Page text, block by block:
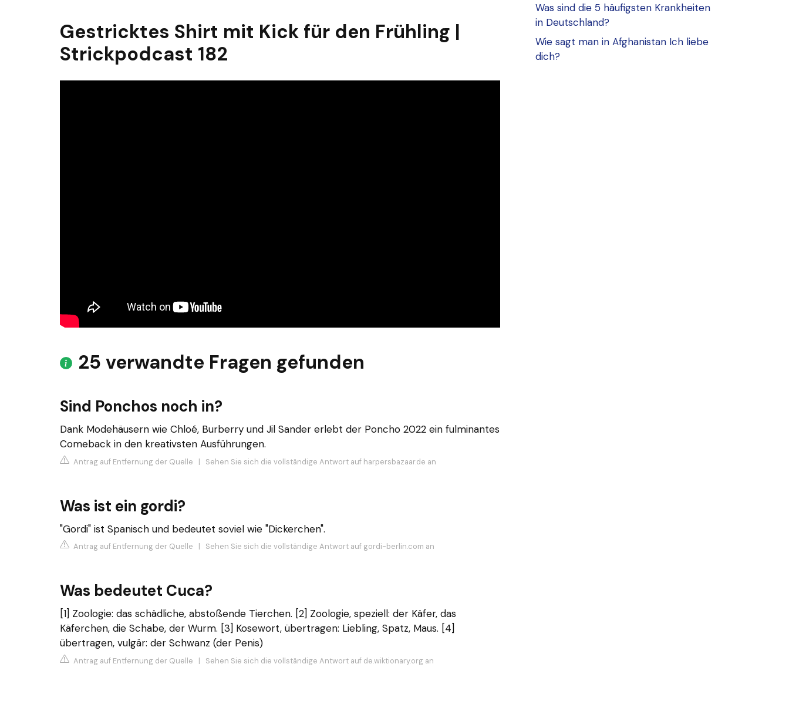
Gestricktes Shirt mit Kick für den Frühling |
Strickpodcast 182
25 verwandte Fragen gefunden
Sind Ponchos noch in?
Dank Modehäusern wie Chloé, Burberry und Jil Sander erlebt der Poncho 2022 ein fulminantes
Comeback in den kreativsten Ausführungen.
Antrag auf Entfernung der Quelle | Sehen Sie sich die vollständige Antwort auf harpersbazaar.de an
Was ist ein gordi?
"Gordi" ist Spanisch und bedeutet soviel wie "Dickerchen".
Antrag auf Entfernung der Quelle Sehen Sie sich die vollständige Antwort auf gordi-berlin.com an
Was bedeutet Cuca?
[1] Zoologie: das schädliche, abstoßende Tierchen. [2] Zoologie, speziell: der Käfer, das
Käferchen, die Schabe, der Wurm. [3] Kosewort, übertragen: Liebling, Spatz, Maus. [4]
übertragen, vulgär: der Schwanz (der Penis)
Antrag auf Entfernung der Quelle | Sehen Sie sich die vollständige Antwort auf de.wiktionary.org an
Was sind die 5 häufigsten Krankheiten
in Deutschland?
Wie sagt man in Afghanistan Ich liebe
dich?